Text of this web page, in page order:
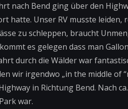
nach Bend ging über den
hatte. Unser RV musste leiden,
zu schleppen, braucht
es gelegen dass man
durch die Wälder war
wir irgendwo „in the middle of
in Richtung Bend. Nach
war.